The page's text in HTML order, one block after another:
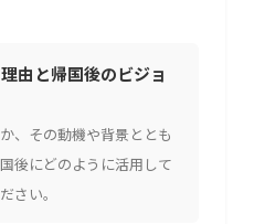
由と帰国後のビジョ
、その動機や背景ととも
後にどのように活用して
さい。